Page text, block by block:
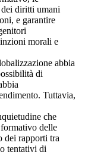
dei diritti umani
e garantire
morali e
abbia
di
Tuttavia,
che
delle
dei rapporti tra
tentativi di